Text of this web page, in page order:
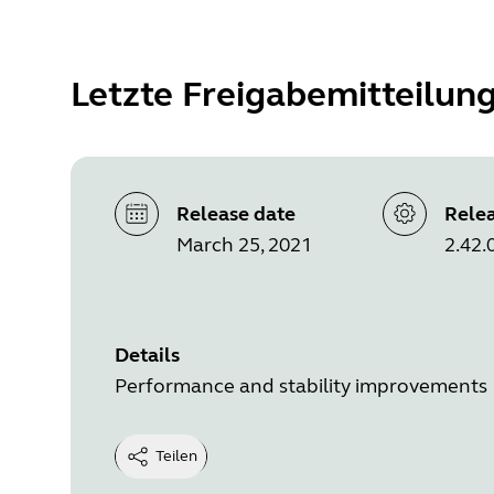
Letzte
Release date
March 25, 2021
Details
Performance and stability improvements
Teilen